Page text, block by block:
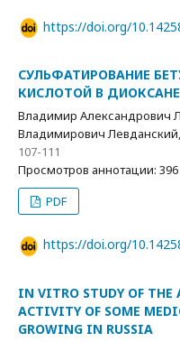
https://doi.org/
СУЛЬФАТИРОВАНИЕ
КИСЛОТОЙ В
Владимир Александрович
Владимирович
107-111
Просмотров аннотации: 396
PDF
https://doi.org/
IN VITRO STUDY OF
ACTIVITY OF SOME
GROWING IN RUSSIA